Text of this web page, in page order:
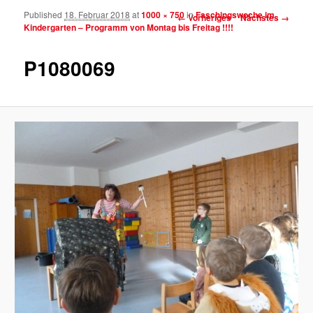
Bilder-Navigation
← Vorheriges Nächstes →
P1080069
Published 18. Februar 2018 at1000 × 750inFaschingswoche im
Kindergarten – Programm von Montag bis Freitag !!!!